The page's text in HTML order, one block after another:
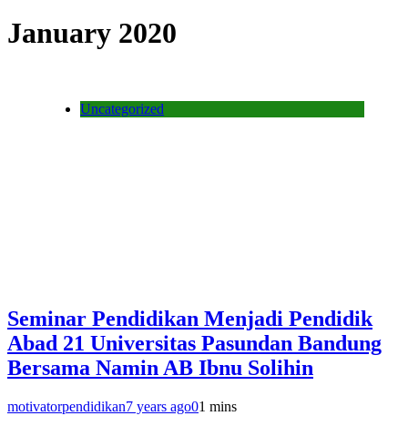
January 2020
Uncategorized
Seminar Pendidikan Menjadi Pendidik
Abad 21 Universitas Pasundan Bandung
Bersama Namin AB Ibnu Solihin
motivatorpendidikan7 years ago01 mins